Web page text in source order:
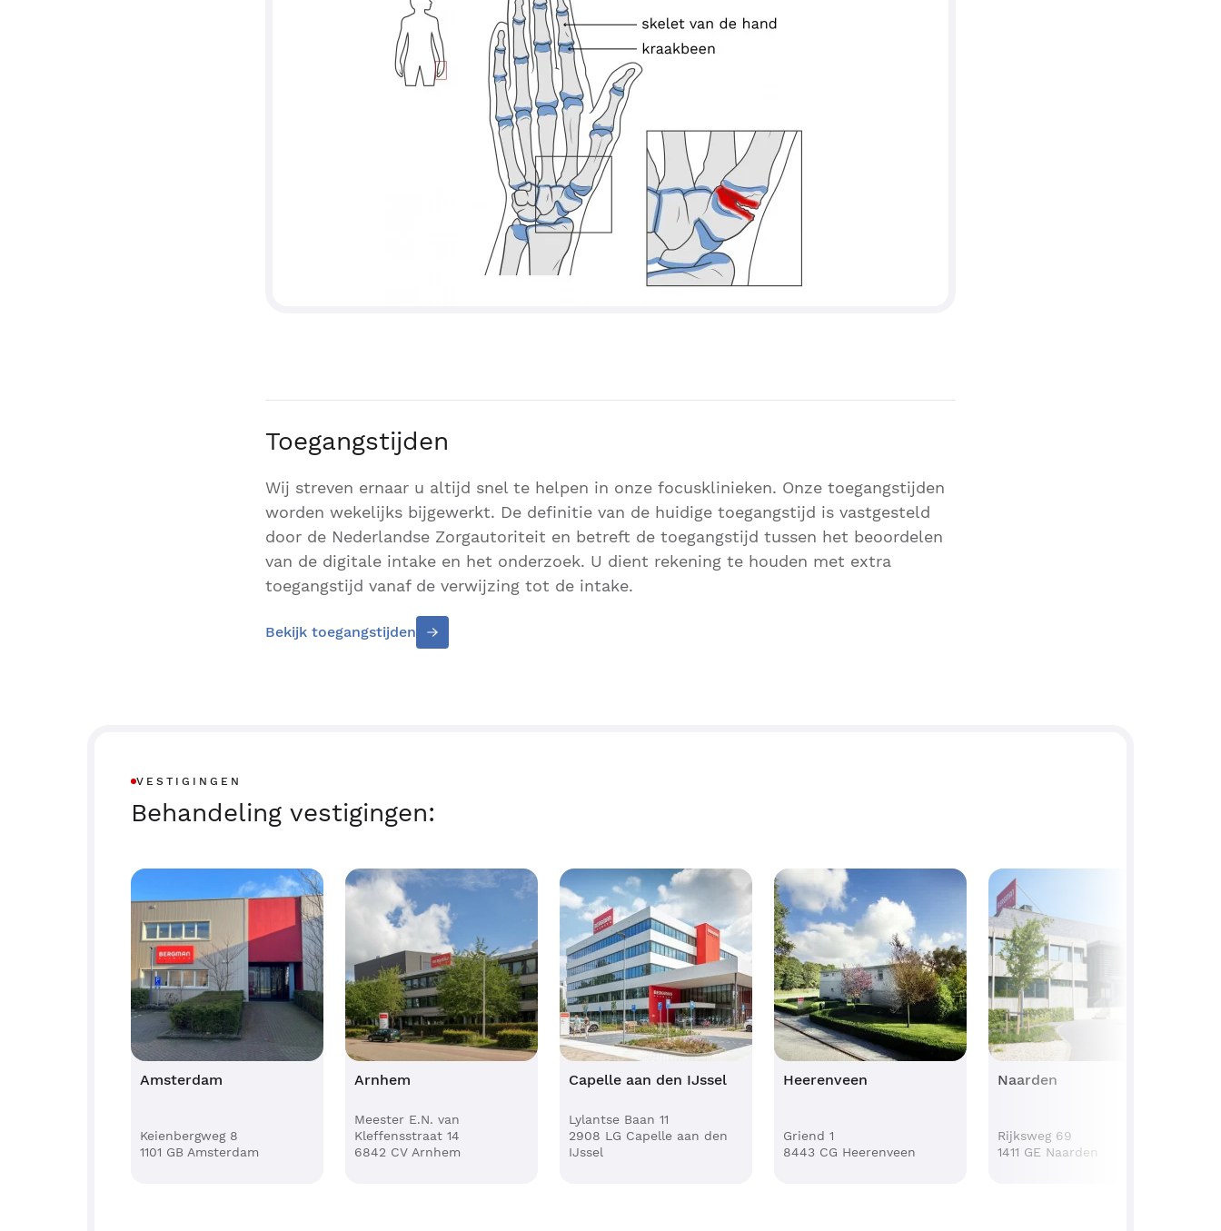
Toegangstijden
Wij streven ernaar u altijd snel te helpen in onze focusklinieken. Onze toegangstijden
worden wekelijks bijgewerkt. De definitie van de huidige toegangstijd is vastgesteld
door de Nederlandse Zorgautoriteit en betreft de toegangstijd tussen het beoordelen
van de digitale intake en het onderzoek. U dient rekening te houden met extra
toegangstijd vanaf de verwijzing tot de intake.
Bekijk toegangstijden
VESTIGINGEN
Behandeling vestigingen:
Amsterdam
Keienbergweg 8
1101 GB Amsterdam
Arnhem
Meester E.N. van
Kleffensstraat 14
6842 CV Arnhem
Capelle aan den IJssel
Lylantse Baan 11
2908 LG Capelle aan den
IJssel
Heerenveen
Griend 1
8443 CG Heerenveen
Naarden
Rijksweg 69
1411 GE Naarden